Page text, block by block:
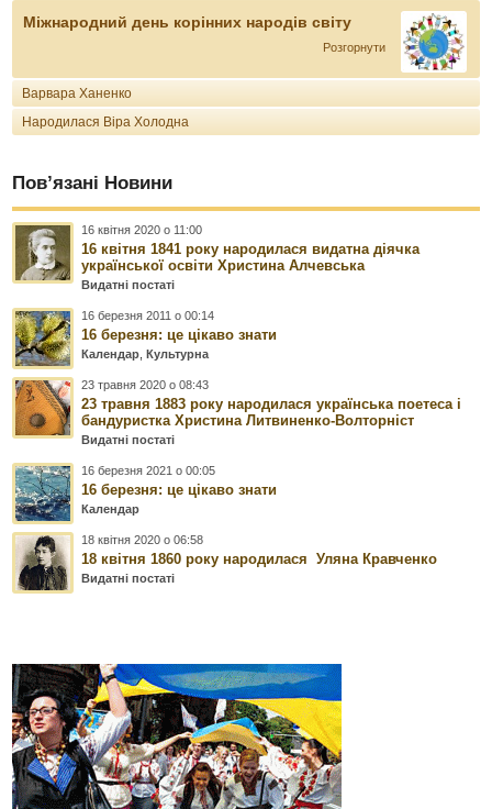
Міжнародний день корінних народів світу
Розгорнути
Варвара Ханенко
Народилася Віра Холодна
Пов’язані Новини
16 квітня 2020 о 11:00
16 квітня 1841 року народилася видатна діячка
української освіти Христина Алчевська
Видатні постаті
16 березня 2011 о 00:14
16 березня: це цікаво знати
Календар Культурна
23 травня 2020 о 08:43
23 травня 1883 року народилася українська поетеса і
бандуристка Христина Литвиненко-Волторніст
Видатні постаті
16 березня 2021 о 00:05
16 березня: це цікаво знати
Календар
18 квітня 2020 о 06:58
18 квітня 1860 року народилася Уляна Кравченко
Видатні постаті